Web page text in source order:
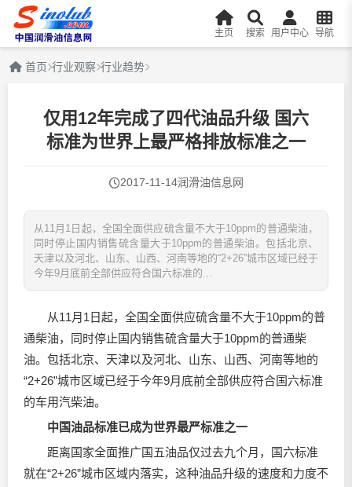
主页 搜索 用户中心 导航
首页 行业观察 行业趋势
仅用12年完成了四代油品升级 国六
标准为世界上最严格排放标准之一
2017-11-14润滑油信息网
从11月1日起，全国全面供应硫含量不大于10ppm的普通柴油，
同时停止国内销售硫含量大于10ppm的普通柴油。包括北京、
天津以及河北、山东、山西、河南等地的“2+26”城市区域已经于
今年9月底前全部供应符合国六标准的...
从11月1日起，全国全面供应硫含量不大于10ppm的普
通柴油，同时停止国内销售硫含量大于10ppm的普通柴
油。包括北京、天津以及河北、山东、山西、河南等地的
“2+26”城市区域已经于今年9月底前全部供应符合国六标准
的车用汽柴油。
中国油品标准已成为世界最严标准之一
距离国家全面推广国五油品仅过去九个月，国六标准
就在“2+26”城市区域内落实，这种油品升级的速度和力度不